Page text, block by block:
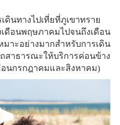
ดือนพฤษภาคมไปจนถึงเดือน
าะอย่างมากสำหรับการเดิน
าธารณะให้บริการค่อนข้าง
อนกรกฎาคมและสิงหาคม)